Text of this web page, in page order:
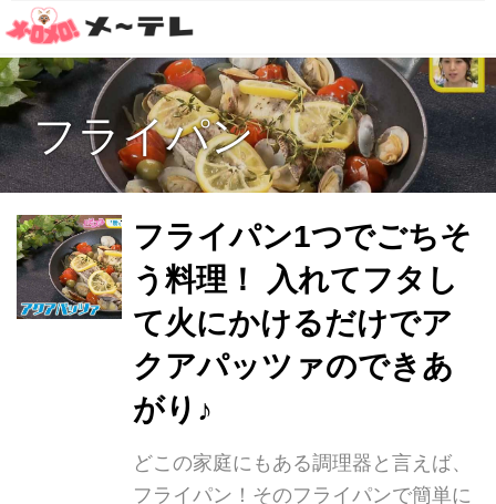
フライパン
フライパン1つでごちそ
う料理！ 入れてフタし
て火にかけるだけでア
クアパッツァのできあ
がり♪
どこの家庭にもある調理器と言えば、
フライパン！そのフライパンで簡単に